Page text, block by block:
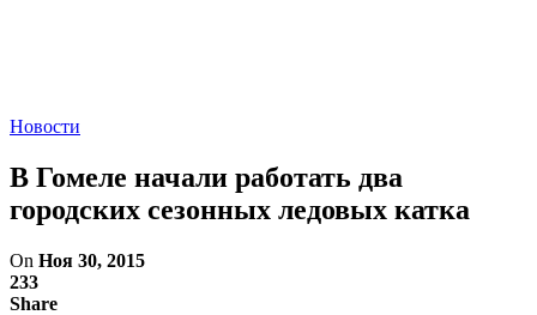
Новости
В Гомеле начали работать два
городских сезонных ледовых катка
On Ноя 30, 2015
233
Share